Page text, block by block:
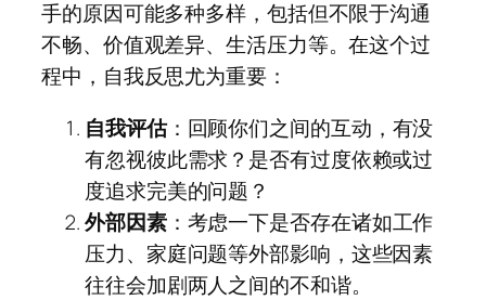
手的原因可能多种多样，包括但不限于沟通
不畅、价值观差异、生活压力等。在这个过
程中，自我反思尤为重要：
自我评估：回顾你们之间的互动，有没
有忽视彼此需求？是否有过度依赖或过
度追求完美的问题？
外部因素：考虑一下是否存在诸如工作
压力、家庭问题等外部影响，这些因素
往往会加剧两人之间的不和谐。